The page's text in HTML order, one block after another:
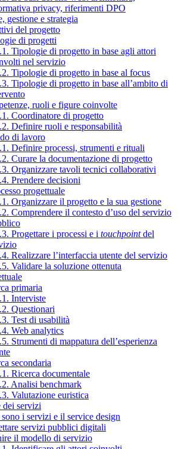
privacy, riferimenti DPO
gestione e strategia
del progetto
di progetti
Tipologie di progetto in base agli attori
nel servizio
Tipologie di progetto in base al focus
Tipologie di progetto in base all’ambito di
ruoli e figure coinvolte
Coordinatore di progetto
Definire ruoli e responsabilità
di lavoro
Definire processi, strumenti e rituali
Curare la documentazione di progetto
Organizzare tavoli tecnici collaborativi
Prendere decisioni
progettuale
Organizzare il progetto e la sua gestione
Comprendere il contesto d’uso del servizio
Progettare i processi e i touchpointdel
Realizzare l’interfaccia utente del servizio
Validare la soluzione ottenuta
primaria
Interviste
Questionari
Test di usabilità
Web analytics
Strumenti di mappatura dell’esperienza
secondaria
Ricerca documentale
Analisi benchmark
Valutazione euristica
dei servizi
sono i servizi e il service design
servizi pubblici digitali
il modello di servizio